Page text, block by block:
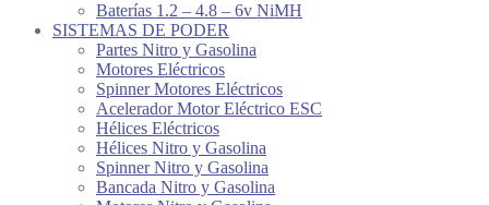
Baterías 1.2 – 4.8 – 6v NiMH
SISTEMAS DE PODER
Partes Nitro y Gasolina
Motores Eléctricos
Spinner Motores Eléctricos
Acelerador Motor Eléctrico ESC
Hélices Eléctricos
Hélices Nitro y Gasolina
Spinner Nitro y Gasolina
Bancada Nitro y Gasolina